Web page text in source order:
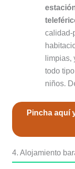
calidad-
limpias,
todo
niños.
Pincha aquí
4. Alojamiento